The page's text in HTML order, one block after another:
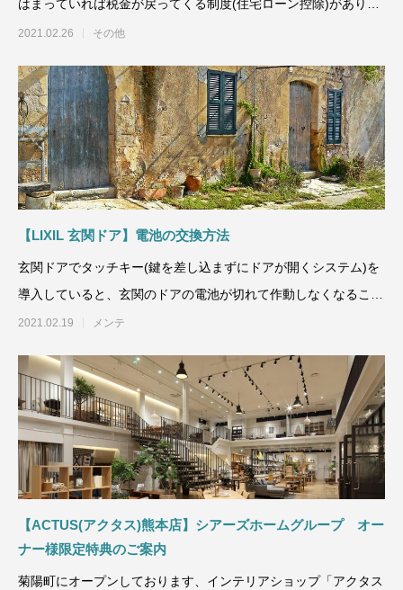
はまっていれば税金が戻ってくる制度(住宅ローン控除)がありま
す。ですので、該当さ
2021.02.26 その他
【LIXIL 玄関ドア】電池の交換方法
玄関ドアでタッチキー(鍵を差し込まずにドアが開くシステム)を
導入していると、玄関のドアの電池が切れて作動しなくなること
があります。
2021.02.19 メンテ
【ACTUS(アクタス)熊本店】シアーズホームグループ オー
ナー様限定特典のご案内
菊陽町にオープンしております、インテリアショップ「アクタス